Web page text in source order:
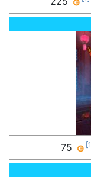
75 [1